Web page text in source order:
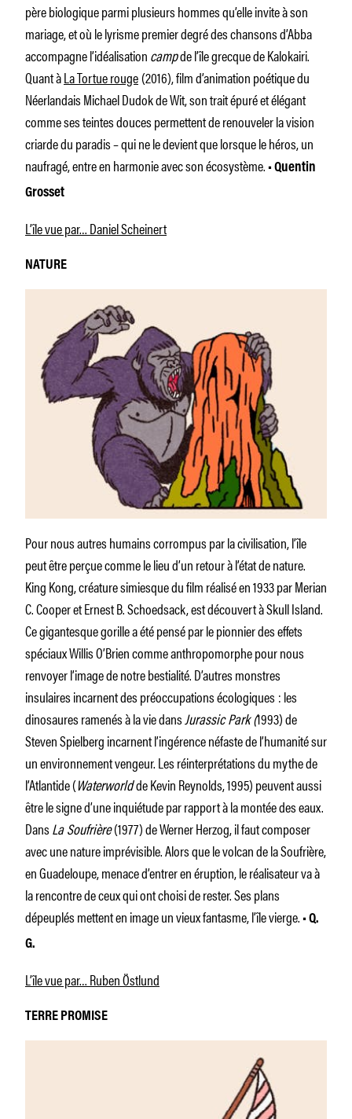
père biologique parmi plusieurs hommes qu’elle invite à son
mariage, et où le lyrisme premier degré des chansons d’Abba
accompagne l’idéalisationcampde l’île grecque de Kalokairi.
Quant àLa Tortue rouge(2016), film d’animation poétique du
Néerlandais Michael Dudok de Wit, son trait épuré et élégant
comme ses teintes douces permettent de renouveler la vision
criarde du paradis – qui ne le devient que lorsque le héros, un
naufragé, entre en harmonie avec son écosystème. • Quentin
Grosset
L’île vue par… Daniel Scheinert
NATURE
Pour nous autres humains corrompus par la civilisation, l’île
peut être perçue comme le lieu d’un retour à l’état de nature.
King Kong, créature simiesque du film réalisé en 1933 par Merian
C. Cooper et Ernest B. Schoedsack, est découvert à Skull Island.
Ce gigantesque gorille a été pensé par le pionnier des effets
spéciaux Willis O’Brien comme anthropomorphe pour nous
renvoyer l’image de notre bestialité. D’autres monstres
insulaires incarnent des préoccupations écologiques : les
dinosaures ramenés à la vie dansJurassic Park (1993) de
Steven Spielberg incar­nent l’ingérence néfaste de l’humanité sur
un environnement vengeur. Les réinterprétations du mythe de
l’Atlantide (Waterworldde Kevin Reynolds, 1995) peuvent aussi
être le signe d’une inquiétude par rapport à la montée des eaux.
DansLa Soufrière(1977) de Werner Herzog, il faut composer
avec une nature imprévisible. Alors que le volcan de la Soufrière,
en Guadeloupe, menace d’entrer en éruption, le réalisateur va à
la rencontre de ceux qui ont choisi de rester. Ses plans
dépeuplés mettent en image un vieux fantasme, l’île vierge. • Q.
G.
L’île vue par… Ruben Östlund
TERRE PROMISE